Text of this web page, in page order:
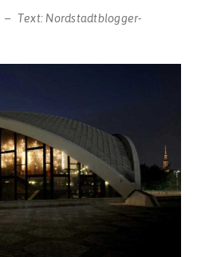
Text: Nordstadtblogger-